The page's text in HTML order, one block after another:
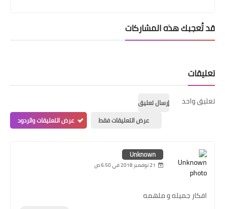
قد تُعجبك هذه المشاركات
تعليقات
تعليق واحد
إرسال تعليق
عرض التعليقات فقط
عرض التعليقات والردود
Unknown
21 نوفمبر 2018 في 6:50 ص
افكار جميله و ملهمه